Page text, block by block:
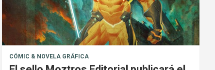
CÓMIC & NOVELA GRÁFICA